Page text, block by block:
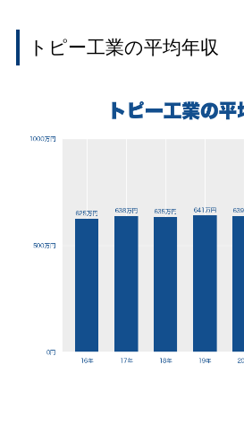
トピー工業の平均年収